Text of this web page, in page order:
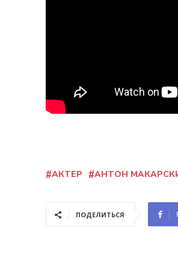
АКТЕР АНТОН
ПОДЕЛИТЬСЯ